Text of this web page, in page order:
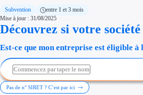
Étapes de vie
Création
Aides
Type de financements
Réduction des
Subvention
entre 1 et 3 mois
Mise à jour : 31/08/2025
Découvrez si votre
Est-ce que mon entreprise est éligible à
Pas de n° SIRET ? C’est par ici